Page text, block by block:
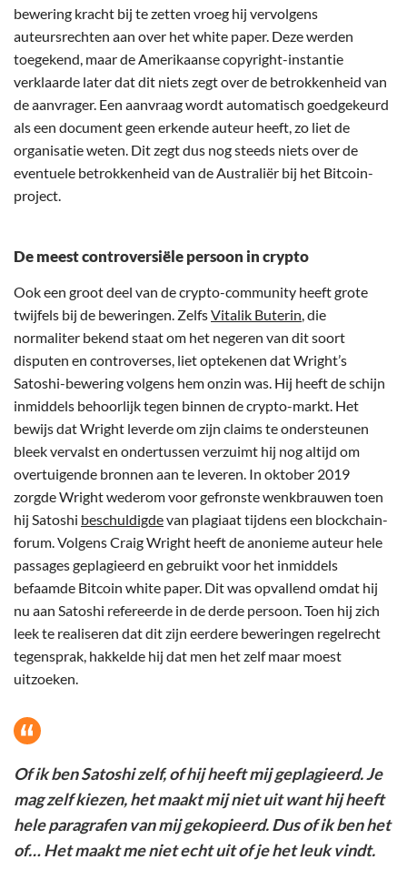
bewering kracht bij te zetten vroeg hij vervolgens
auteursrechten aan over het white paper. Deze werden
toegekend, maar de Amerikaanse copyright-instantie
verklaarde later dat dit niets zegt over de betrokkenheid van
de aanvrager. Een aanvraag wordt automatisch goedgekeurd
als een document geen erkende auteur heeft, zo liet de
organisatie weten. Dit zegt dus nog steeds niets over de
eventuele betrokkenheid van de Australiër bij het Bitcoin-
project.
De meest controversiële persoon in crypto
Ook een groot deel van de crypto-community heeft grote
twijfels bij de beweringen. ZelfsVitalik Buterin, die
normaliter bekend staat om het negeren van dit soort
disputen en controverses, liet optekenen dat Wright’s
Satoshi-bewering volgens hem onzin was. Hij heeft de schijn
inmiddels behoorlijk tegen binnen de crypto-markt. Het
bewijs dat Wright leverde om zijn claims te ondersteunen
bleek vervalst en ondertussen verzuimt hij nog altijd om
overtuigende bronnen aan te leveren. In oktober 2019
zorgde Wright wederom voor gefronste wenkbrauwen toen
hij Satoshi beschuldigdevan plagiaat tijdens een blockchain-
forum. Volgens Craig Wright heeft de anonieme auteur hele
passages geplagieerd en gebruikt voor het inmiddels
befaamde Bitcoin white paper. Dit was opvallend omdat hij
nu aan Satoshi refereerde in de derde persoon. Toen hij zich
leek te realiseren dat dit zijn eerdere beweringen regelrecht
tegensprak, hakkelde hij dat men het zelf maar moest
uitzoeken.
Of ik ben Satoshi zelf, of hij heeft mij geplagieerd. Je
mag zelf kiezen, het maakt mij niet uit want hij heeft
hele paragrafen van mij gekopieerd. Dus of ik ben het
of… Het maakt me niet echt uit of je het leuk vindt.